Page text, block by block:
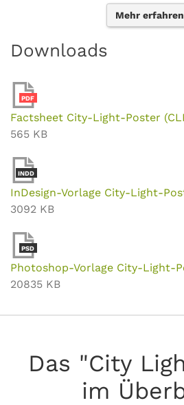
Mehr erfahren
Downloads
PDF
Factsheet City-Light-Poster
565 KB
INDD
InDesign-Vorlage City-Light-
3092 KB
PSD
Photoshop-Vorlage City-Light-
20835 KB
Das "City
im